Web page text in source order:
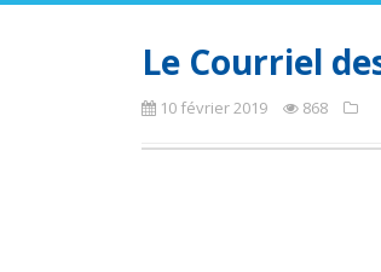
Le Courriel
10 février 2019 868